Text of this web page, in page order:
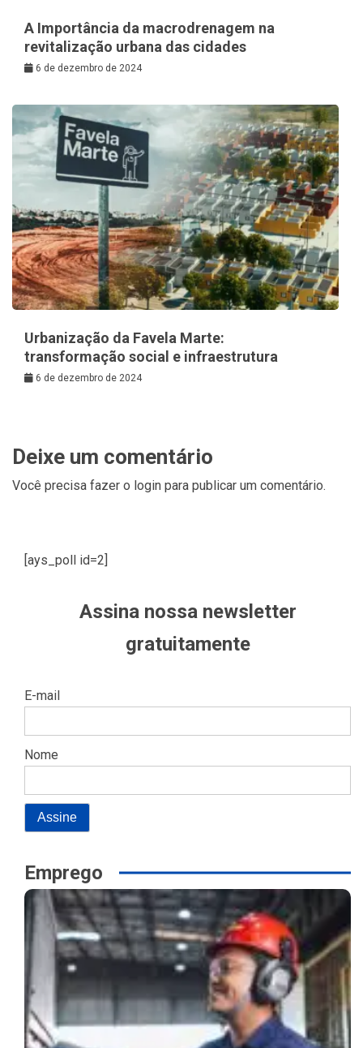
A Importância da macrodrenagem na
revitalização urbana das cidades
6 de dezembro de 2024
Urbanização da Favela Marte:
transformação social e infraestrutura
6 de dezembro de 2024
Deixe um comentário
Você precisa fazer o login para publicar um comentário.
[ays_poll id=2]
Assina nossa newsletter
gratuitamente
E-mail
Nome
Emprego